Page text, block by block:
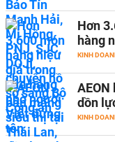
Hơn
hàng
KINH
dồn
KINH